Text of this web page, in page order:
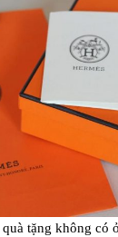
tặng không có